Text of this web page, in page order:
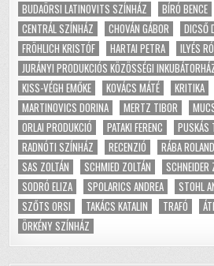
BUDAÖRSI LATINOVITS SZÍNHÁZ
BÍRÓ BENCE
CENTRÁL SZÍNHÁZ
CHOVÁN GÁBOR DICSŐ
FRÖHLICH KRISTÓF
HARTAI PETRA ILYÉS
JURÁNYI PRODUKCIÓS KÖZÖSSÉGI
KISS-VÉGH EMŐKE
KOVÁCS MÁTÉ KRITIKA
MARTINOVICS DORINA
MERTZ TIBOR
ORLAI PRODUKCIÓ
PATAKI FERENC PUSKÁS
RADNÓTI SZÍNHÁZ
RECENZIÓ RÁBA ROLAND
SAS ZOLTÁN
SCHMIED ZOLTÁN SCHNEIDER
SODRÓ ELIZA
SPOLARICS ANDREA STOHL
SZŐTS ORSI
TAKÁCS KATALIN TRAFÓ
ÖRKÉNY SZÍNHÁZ